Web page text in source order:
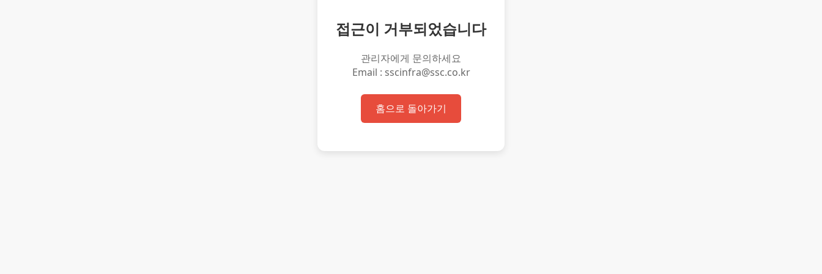
접근이 거부되었습니다
관리자에게 문의하세요
Email : sscinfra@ssc.co.kr
홈으로 돌아가기